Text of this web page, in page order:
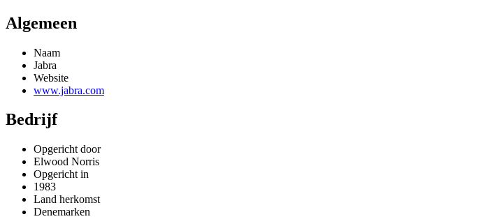
Algemeen
Naam
Jabra
Website
www.jabra.com
Bedrijf
Opgericht door
Elwood Norris
Opgericht in
1983
Land herkomst
Denemarken